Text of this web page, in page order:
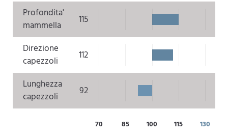
Profondita'
mammella
115
Direzione
capezzoli
112
Lunghezza
capezzoli
92
70 85 100 115 130